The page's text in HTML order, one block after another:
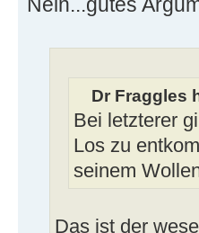
Nein...gutes
Dr Fraggles
Bei letzterer
Los zu
seinem
Das ist der